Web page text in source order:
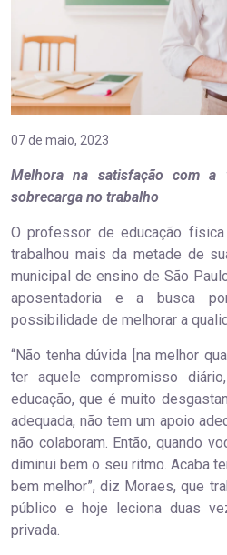
07 de maio, 2023
Melhora na satisfação com
sobrecarga no trabalho
O professor de educação
trabalhou mais da metade de
municipal de ensino de São
aposentadoria e a busca
possibilidade de melhorar a
“Não tenha dúvida [na melhor
ter aquele compromisso
educação, que é muito
adequada, não tem um apoio
não colaboram. Então, quando
diminui bem o seu ritmo. Acaba
bem melhor”, diz Moraes, que
público e hoje leciona duas
privada.